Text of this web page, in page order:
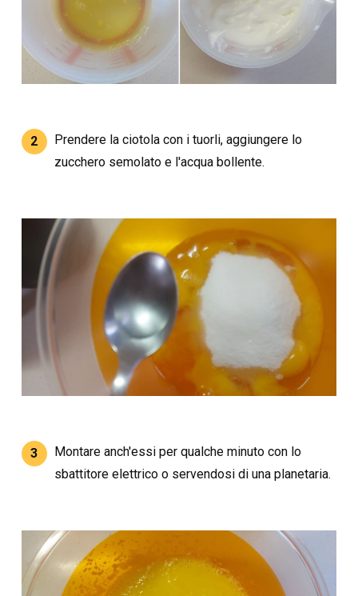
2
Prendere la ciotola con i tuorli, aggiungere lo
zucchero semolato e l'acqua bollente.
3
Montare anch'essi per qualche minuto con lo
sbattitore elettrico o servendosi di una planetaria.